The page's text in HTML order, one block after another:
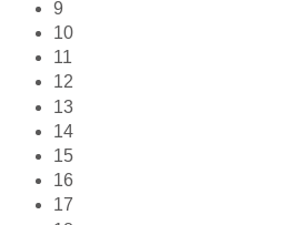
9
10
11
12
13
14
15
16
17